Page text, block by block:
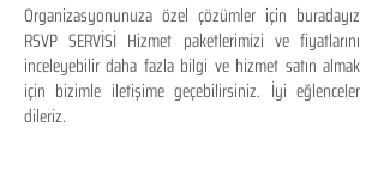
Organizasyonunuza özel çözümler için buradayız
RSVP SERVİSİ Hizmet paketlerimizi ve fiyatlarını
inceleyebilir daha fazla bilgi ve hizmet satın almak
için bizimle iletişime geçebilirsiniz. İyi eğlenceler
dileriz.